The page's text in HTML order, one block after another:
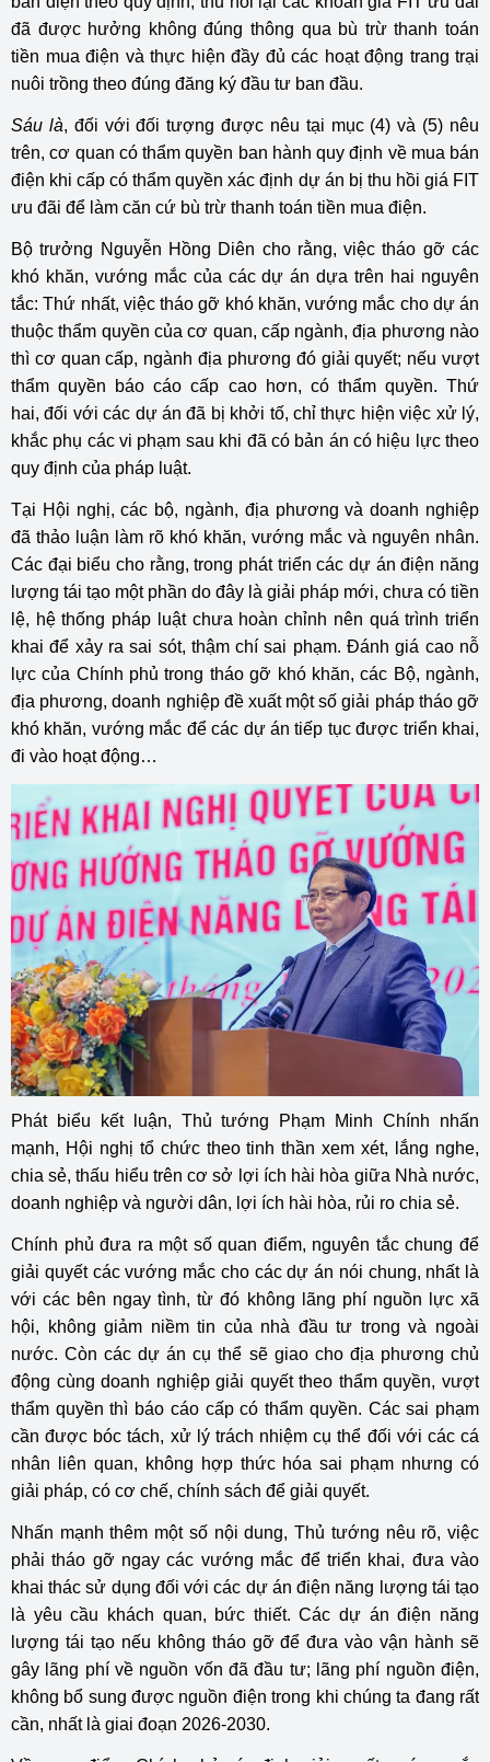
đã được hưởng không đúng thông qua bù trừ thanh toán
tiền mua điện và thực hiện đầy đủ các hoạt động trang trại
nuôi trồng theo đúng đăng ký đầu tư ban đầu.
Sáu là, đối với đối tượng được nêu tại mục (4) và (5) nêu
trên, cơ quan có thẩm quyền ban hành quy định về mua bán
điện khi cấp có thẩm quyền xác định dự án bị thu hồi giá FIT
ưu đãi để làm căn cứ bù trừ thanh toán tiền mua điện.​
Bộ trưởng Nguyễn Hồng Diên cho rằng, việc tháo gỡ các
khó khăn, vướng mắc của các dự án dựa trên hai nguyên
tắc: Thứ nhất, việc tháo gỡ khó khăn, vướng mắc cho dự án
thuộc thẩm quyền của cơ quan, cấp ngành, địa phương nào
thì cơ quan cấp, ngành địa phương đó giải quyết; nếu vượt
thẩm quyền báo cáo cấp cao hơn, có thẩm quyền. Thứ
hai, đối với các dự án đã bị khởi tố, chỉ thực hiện việc xử lý,
khắc phụ các vi phạm sau khi đã có bản án có hiệu lực theo
quy định của pháp luật.
Tại Hội nghị, các bộ, ngành, địa phương và doanh nghiệp
đã thảo luận làm rõ khó khăn, vướng mắc và nguyên nhân.
Các đại biểu cho rằng, trong phát triển các dự án điện năng
lượng tái tạo một phần do đây là giải pháp mới, chưa có tiền
lệ, hệ thống pháp luật chưa hoàn chỉnh nên quá trình triển
khai để xảy ra sai sót, thậm chí sai phạm. Đánh giá cao nỗ
lực của Chính phủ trong tháo gỡ khó khăn, các Bộ, ngành,
địa phương, doanh nghiệp đề xuất một số giải pháp tháo gỡ
khó khăn, vướng mắc để các dự án tiếp tục được triển khai,
đi vào hoạt động…
Phát biểu kết luận, Thủ tướng Phạm Minh Chính nhấn
mạnh, Hội nghị tổ chức theo tinh thần xem xét, lắng nghe,
chia sẻ, thấu hiểu trên cơ sở lợi ích hài hòa giữa Nhà nước,
doanh nghiệp và người dân, lợi ích hài hòa, rủi ro chia sẻ.
Chính phủ đưa ra một số quan điểm, nguyên tắc chung để
giải quyết các vướng mắc cho các dự án nói chung, nhất là
với các bên ngay tình, từ đó không lãng phí nguồn lực xã
hội, không giảm niềm tin của nhà đầu tư trong và ngoài
nước. Còn các dự án cụ thể sẽ giao cho địa phương chủ
động cùng doanh nghiệp giải quyết theo thẩm quyền, vượt
thẩm quyền thì báo cáo cấp có thẩm quyền. Các sai phạm
cần được bóc tách, xử lý trách nhiệm cụ thể đối với các cá
nhân liên quan, không hợp thức hóa sai phạm nhưng có
giải pháp, có cơ chế, chính sách để giải quyết.
Nhấn mạnh thêm một số nội dung, Thủ tướng nêu rõ, việc
phải tháo gỡ ngay các vướng mắc để triển khai, đưa vào
khai thác sử dụng đối với các dự án điện năng lượng tái tạo
là yêu cầu khách quan, bức thiết. Các dự án điện năng
lượng tái tạo nếu không tháo gỡ để đưa vào vận hành sẽ
gây lãng phí về nguồn vốn đã đầu tư; lãng phí nguồn điện,
không bổ sung được nguồn điện trong khi chúng ta đang rất
cần, nhất là giai đoạn 2026-2030.